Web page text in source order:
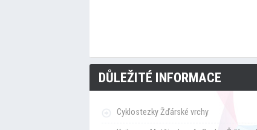
DŮLEŽITÉ INFORMACE
Cyklostezky Žďárské vrchy